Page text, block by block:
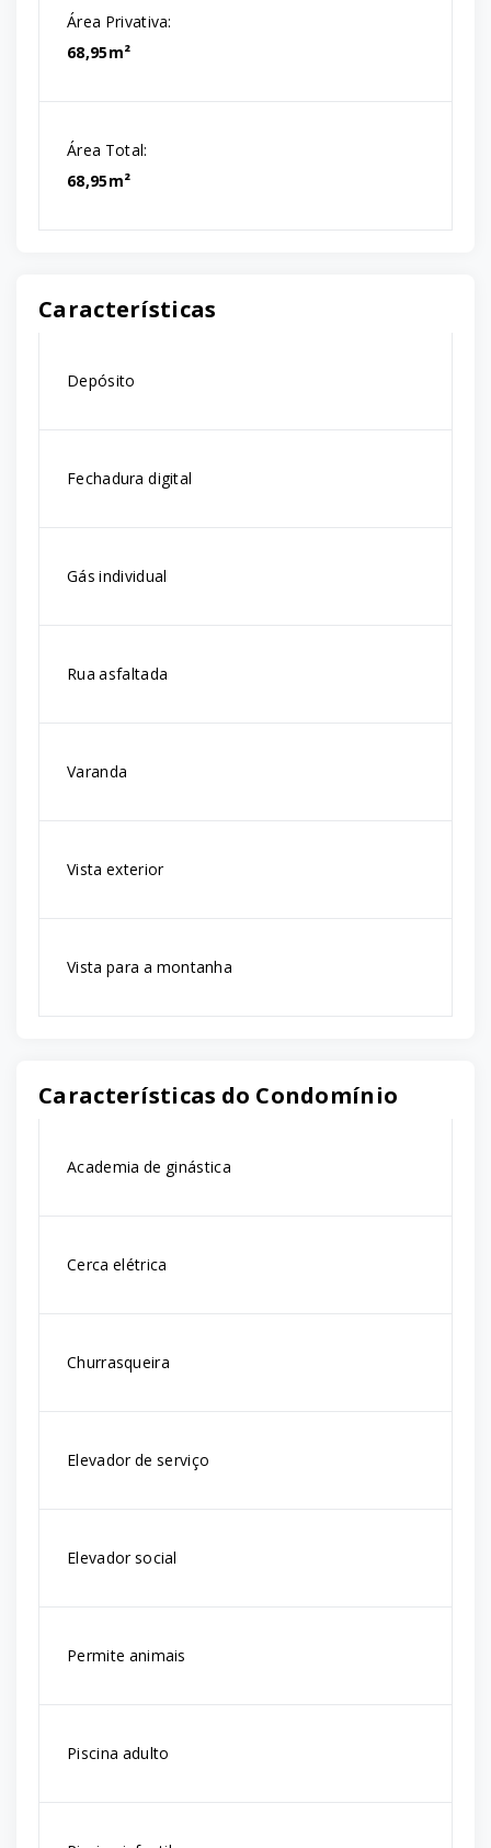
Área Privativa:
68,95m²
Área Total:
68,95m²
Características
Depósito
Fechadura digital
Gás individual
Rua asfaltada
Varanda
Vista exterior
Vista para a montanha
Características do Condomínio
Academia de ginástica
Cerca elétrica
Churrasqueira
Elevador de serviço
Elevador social
Permite animais
Piscina adulto